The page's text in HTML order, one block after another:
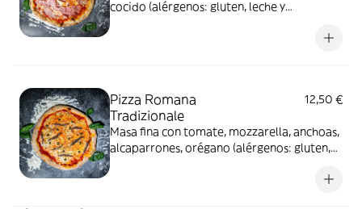
cocido (alérgenos: gluten, leche y
Pizza Romana
Tradizionale
12,50 €
Masa fina con tomate, mozzarella, anchoas,
alcaparrones, orégano (alérgenos: gluten,